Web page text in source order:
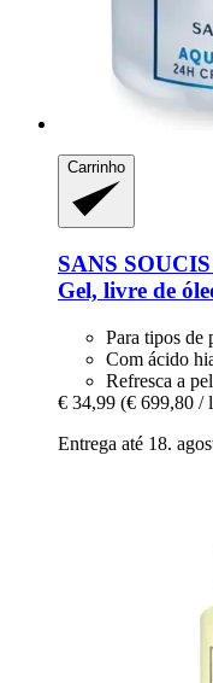
Carrinho
SANS SOUCIS
Gel, livre de
Para tipos de
Com ácido
Refresca a
€ 34,99 (€ 699,80 /
Entrega até 18.